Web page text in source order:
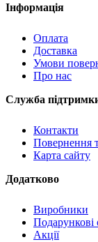
Інформація
Оплата
Доставка
Умови
Про нас
Служба
Контакти
Повернення
Карта сайту
Додатково
Виробники
Подарункові
Акції